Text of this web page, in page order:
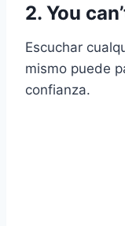
2. You
Escuchar
mismo puede
confianza.